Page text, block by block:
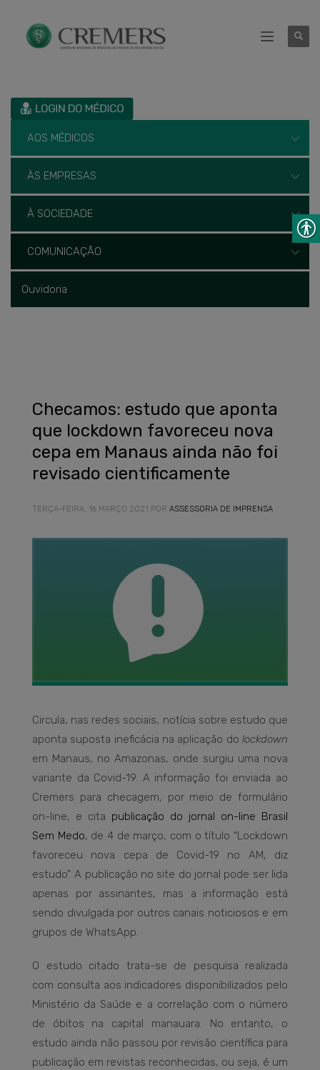
AOS MÉDICOS
ÀS EMPRESAS
À SOCIEDADE
COMUNICAÇÃO
Ouvidoria
Checamos: estudo que aponta
que lockdown favoreceu nova
cepa em Manaus ainda não foi
revisado cientificamente
TERÇA-FEIRA, 16 MARÇO 2021 POR ASSESSORIA DE IMPRENSA
Circula, nas redes sociais, notícia sobre estudo que
aponta suposta ineficácia na aplicação do lockdown
em Manaus, no Amazonas, onde surgiu uma nova
variante da Covid-19. A informação foi enviada ao
Cremers para checagem, por meio de formulário
on-line, e cita publicação do jornal on-line Brasil
Sem Medo, de 4 de março, com o título “Lockdown
favoreceu nova cepa de Covid-19 no AM, diz
estudo”. A publicação no site do jornal pode ser lida
apenas por assinantes, mas a informação está
sendo divulgada por outros canais noticiosos e em
grupos de WhatsApp.
O estudo citado trata-se de pesquisa realizada
com consulta aos indicadores disponibilizados pelo
Ministério da Saúde e a correlação com o número
de óbitos na capital manauara. No entanto, o
estudo ainda não passou por revisão científica para
publicação em revistas reconhecidas, ou seja, é um